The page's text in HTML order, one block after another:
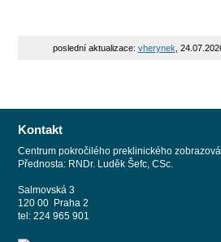
poslední aktualizace: vherynek ,
Kontakt
Centrum pokročilého preklinického
Přednosta: RNDr. Luděk Šefc, CSc.
Salmovská 3
120 00 Praha 2
tel: 224 965 901